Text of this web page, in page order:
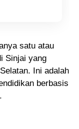
satu atau
Sinjai yang
Ini adalah
berbasis